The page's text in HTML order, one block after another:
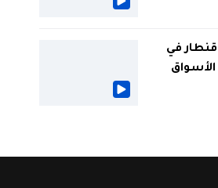
الوادي: بمردودية فاقت 600 قنطار في